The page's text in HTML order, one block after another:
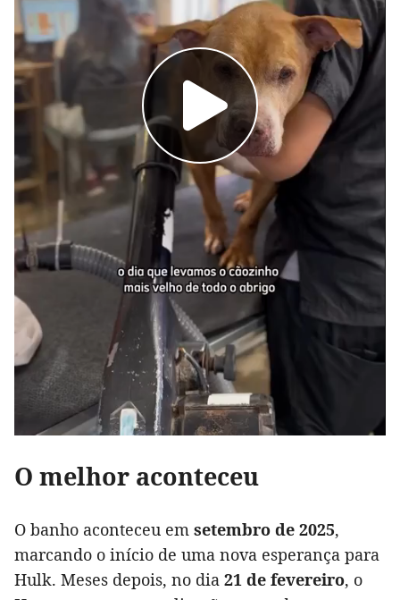
O melhor aconteceu
O banho aconteceu em setembro de 2025,
marcando o início de uma nova esperança para
Hulk. Meses depois, no dia 21 de fevereiro, o